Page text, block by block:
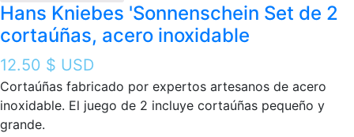
Hans Kniebes 'Sonnenschein Set de 2
cortaúñas, acero inoxidable
12.50 $ USD
Cortaúñas fabricado por expertos artesanos de acero
inoxidable. El juego de 2 incluye cortaúñas pequeño y
grande.